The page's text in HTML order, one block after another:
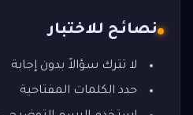
نصائح للاختبار
لا تترك سؤالاً بدون إجابة
حدد الكلمات المفتاحية